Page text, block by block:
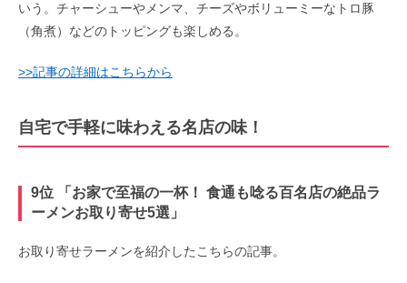
いう。チャーシューやメンマ、チーズやボリューミーなトロ豚
（角煮）などのトッピングも楽しめる。
>>記事の詳細はこちらから
自宅で手軽に味わえる名店の味！
9位 「お家で至福の一杯！ 食通も唸る百名店の絶品ラ
ーメンお取り寄せ5選」
お取り寄せラーメンを紹介したこちらの記事。